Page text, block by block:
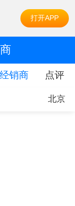
打开APP
经销商 点评
北京